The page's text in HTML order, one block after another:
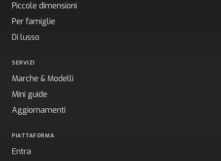
Piccole dimensioni
Per famiglie
Di lusso
SERVIZI
Marche & Modelli
Mini guide
Aggiornamenti
PIATTAFORMA
Entra